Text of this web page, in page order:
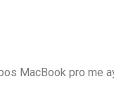
MacBook pro me